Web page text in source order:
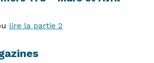
lire la partie 2